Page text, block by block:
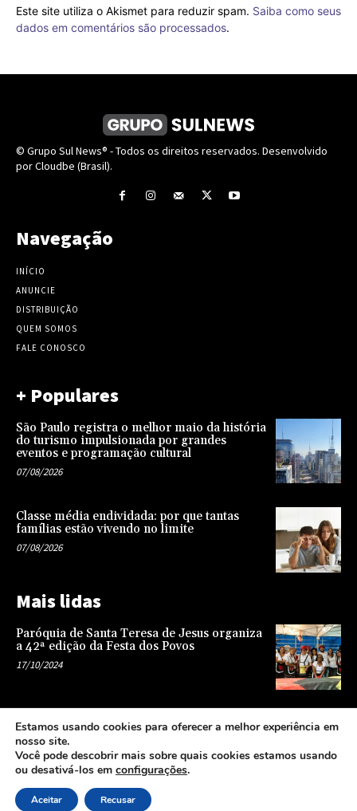
Este site utiliza o Akismet para reduzir spam. Saiba como seus
dados em comentários são processados.
© Grupo Sul News® - Todos os direitos reservados. Desenvolvido
por Cloudbe (Brasil).
Navegação
INÍCIO
ANUNCIE
DISTRIBUIÇÃO
QUEM SOMOS
FALE CONOSCO
+ Populares
São Paulo registra o melhor maio da história
do turismo impulsionada por grandes
eventos e programação cultural
07/08/2026
Classe média endividada: por que tantas
famílias estão vivendo no limite
07/08/2026
Mais lidas
Paróquia de Santa Teresa de Jesus organiza
a 42ª edição da Festa dos Povos
17/10/2024
Representatividade na infância: o papel da
escola na formação de uma sociedade mais
justa e equitativa
26/04/2024
Estamos usando cookies para oferecer a melhor experiência em
nosso site.
Você pode descobrir mais sobre quais cookies estamos usando
ou desativá-los em configurações.
Aceitar Recusar